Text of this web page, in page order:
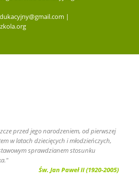
|
przed jego narodzeniem, od pierwszej
w latach dziecięcych i młodzieńczych,
sprawdzianem stosunku
Św. Jan Paweł II (1920-2005)